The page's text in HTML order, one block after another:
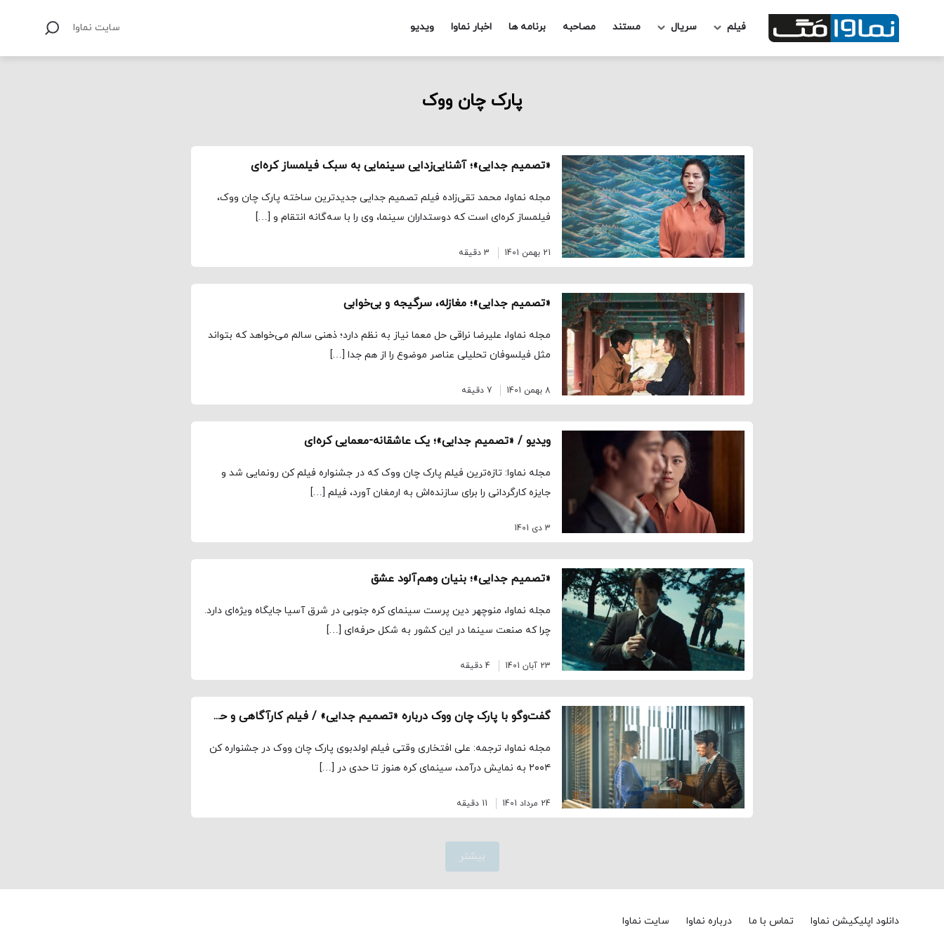
فیلم سریال مستند مصاحبه برنامه ها اخبار نماوا ویدیو سایت نماوا
پارک چان ووک
«تصمیم جدایی»؛‌ آشنایی‌زدایی سینمایی به سبک فیلمساز کره‌ای
مجله نماوا، محمد تقی‌زاده فیلم تصمیم جدایی جدیدترین ساخته پارک چان ووک،
فیلمساز کره‌ای است که دوستداران سینما، وی را با سه‌گانه انتقام و […]
21 بهمن 1401 3 دقیقه
«تصمیم جدایی»؛ مغازله، سرگیجه و بی‌خوابی‌
مجله نماوا، علیرضا نراقی حل معما نیاز به نظم دارد؛ ذهنی سالم می‌خواهد که بتواند
مثل فیلسوفان تحلیلی عناصر موضوع را از هم جدا […]
8 بهمن 1401 7 دقیقه
ویدیو / «تصمیم جدایی»؛ یک عاشقانه‌-معمایی کره‌ای
مجله نماوا: تازه‌ترین فیلم پارک چان ووک که در جشنواره فیلم کن رونمایی شد و
جایزه کارگردانی را برای سازنده‌اش به ارمغان آورد، فیلم […]
3 دی 1401
«تصمیم جدایی»؛ بنیان وهم‌آلود عشق
مجله نماوا، منوچهر دین پرست سینمای کره جنوبی در شرق آسیا جایگاه ویژه‌ای دارد.
چرا که صنعت سینما در این کشور به شکل حرفه‌ای […]
23 آبان 1401 4 دقیقه
گفت‌وگو با پارک چان ووک درباره «تصمیم جدایی» / فیلم کارآگاهی و حس عاشقانه یک ترانه
مجله نماوا، ترجمه: علی افتخاری وقتی فیلم اولدبوی پارک چان ووک در جشنواره کن
۲۰۰۴ به نمایش درآمد، سینمای کره هنوز تا حدی در […]
24 مرداد 1401 11 دقیقه
بیشتر
دانلود اپلیکیشن نماوا تماس با ما درباره نماوا سایت نماوا